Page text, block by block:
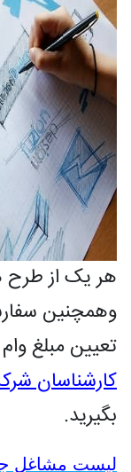
هر یک از طرح
وهمچنین
تعیین مبلغ
کارشناسان
بگیرید.
لیست مشاغل